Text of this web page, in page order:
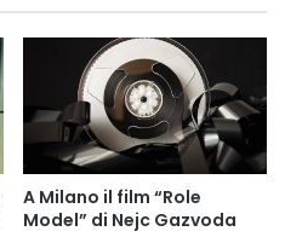
A Milano il film “Role
Model” di Nejc Gazvoda